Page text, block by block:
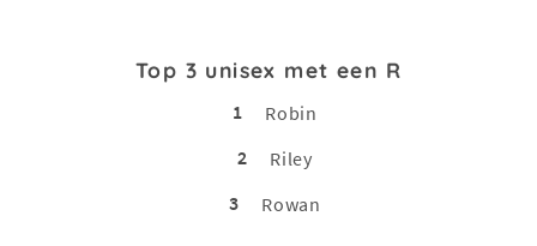
Top 3 unisex met een R
1
Robin
2
Riley
3
Rowan